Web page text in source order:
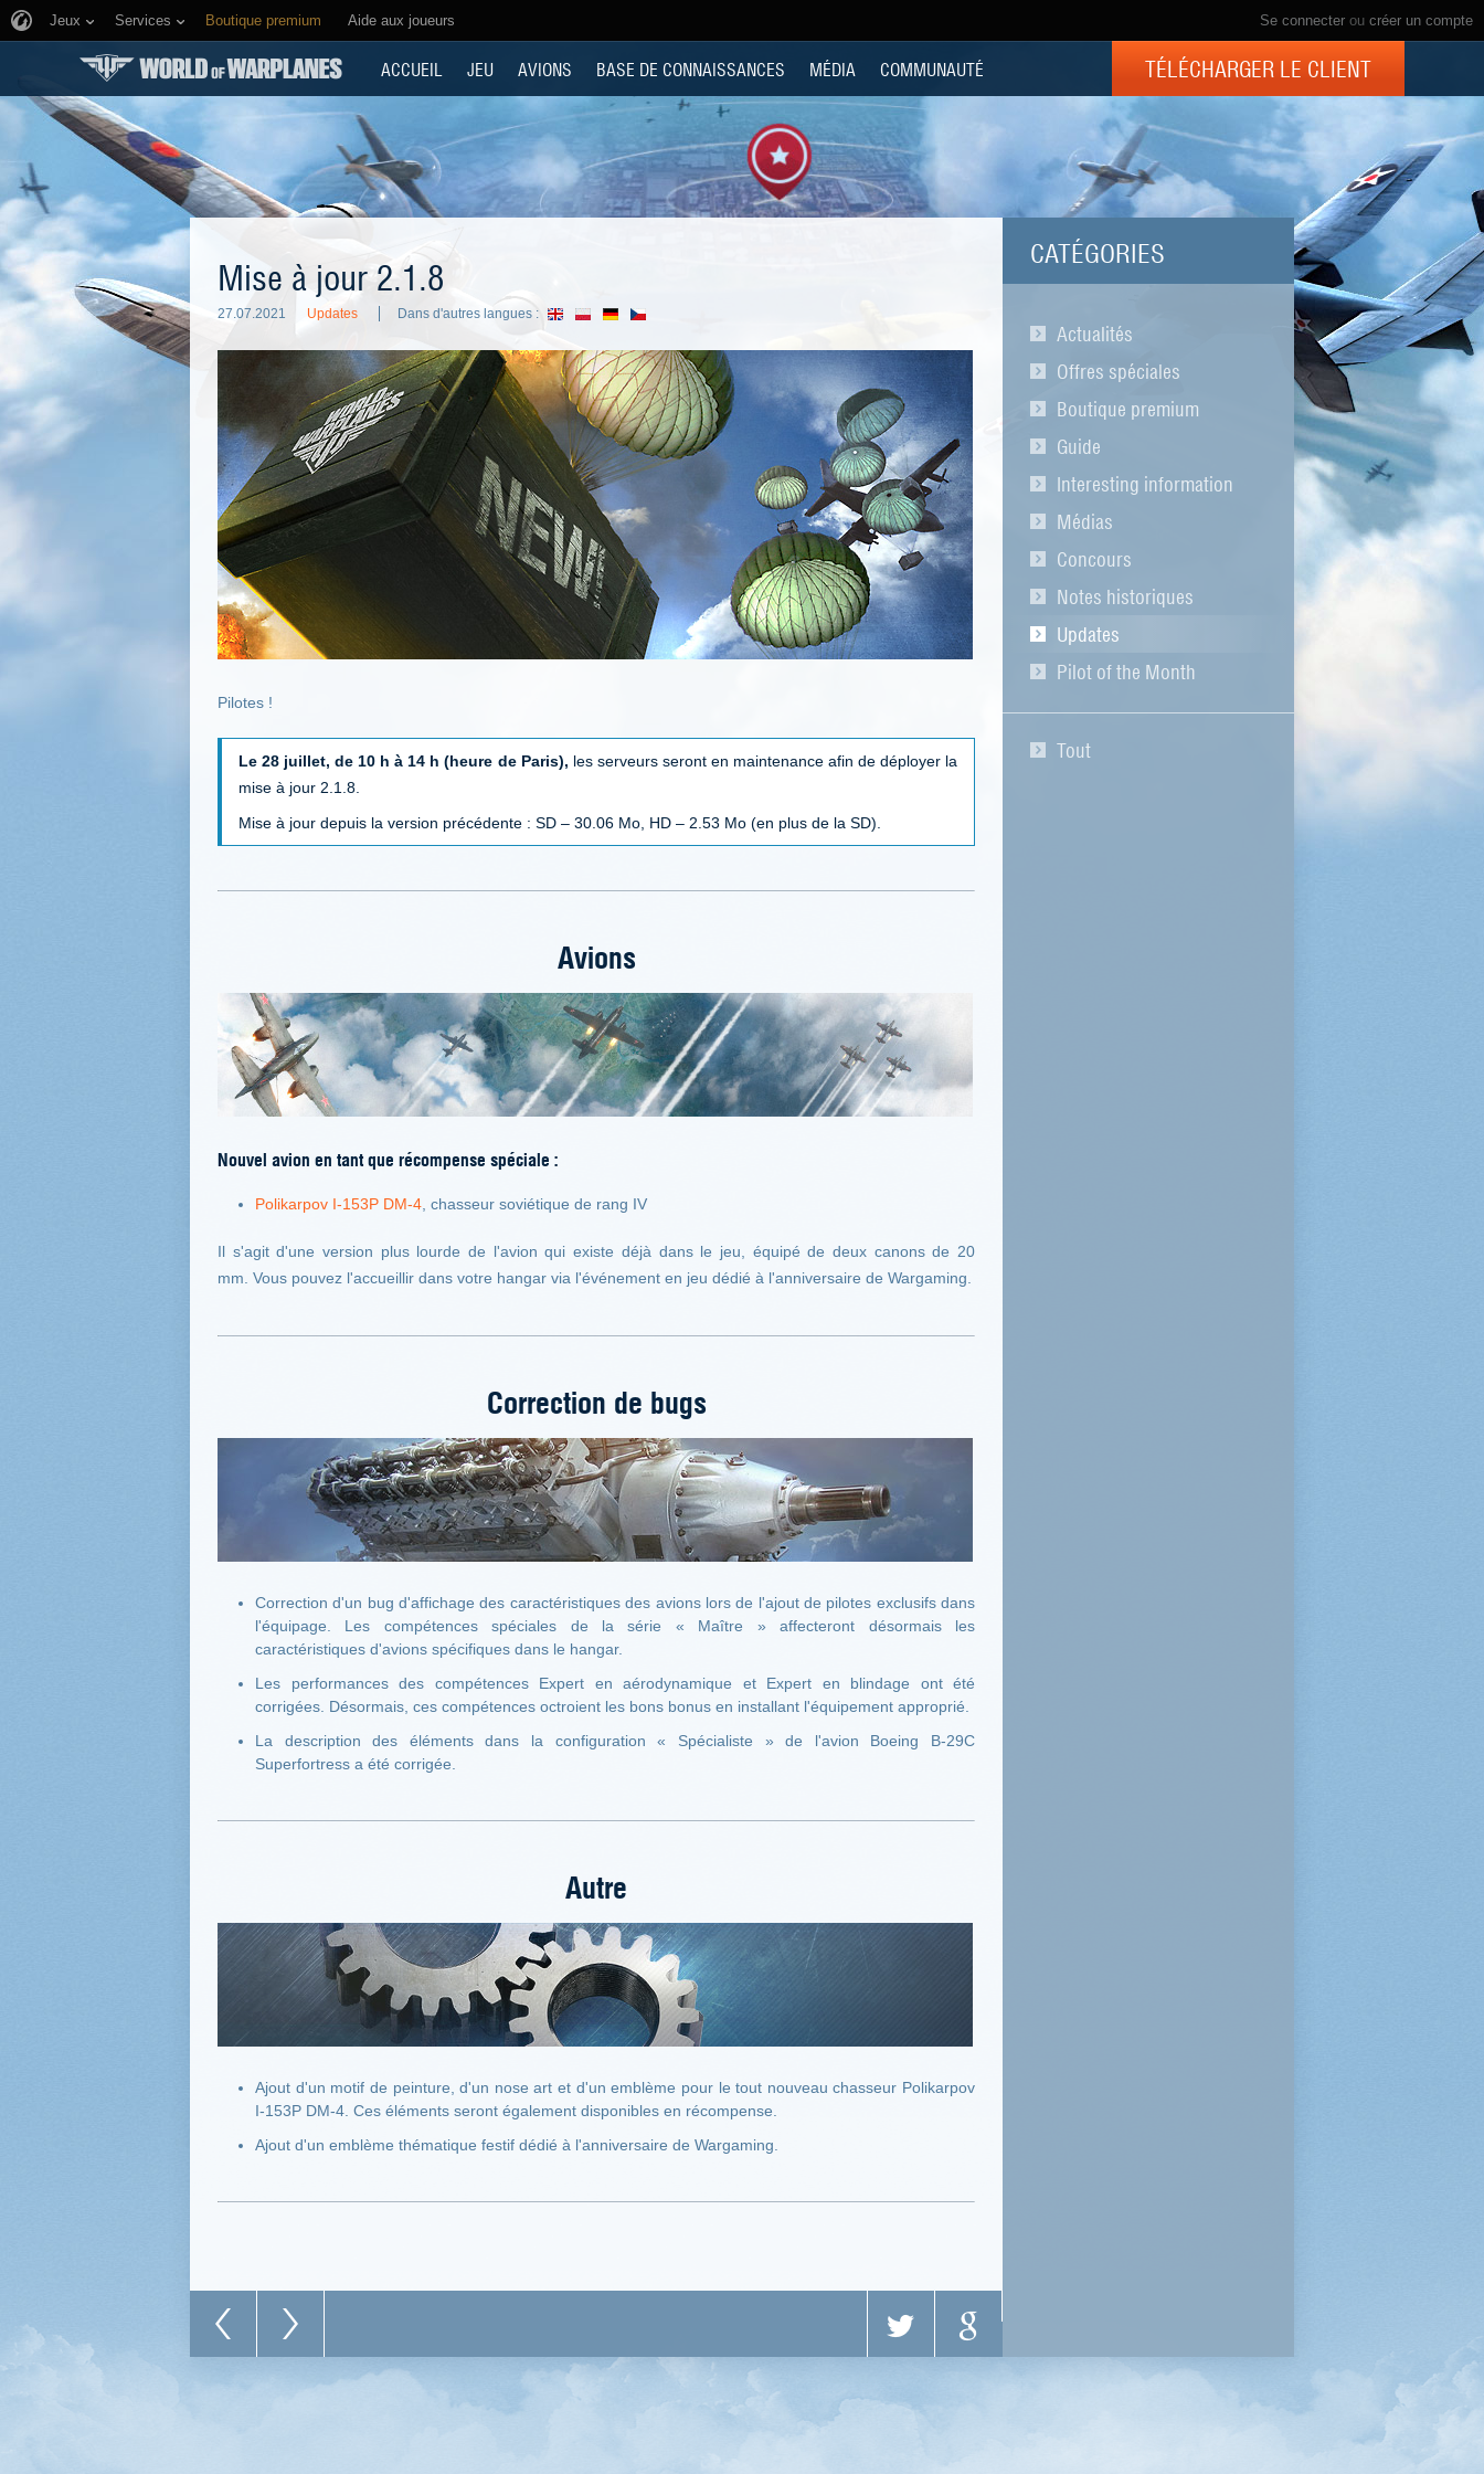
Se connecter ou créer un compte
Jeux Services Boutique premium Aide aux joueurs
ACCUEIL JEU AVIONS BASE DE CONNAISSANCES MÉDIA COMMUNAUTÉ TÉLÉCHARGER LE CLIENT
CATÉGORIES
Actualités
Offres spéciales
Boutique premium
Guide
Interesting information
Médias
Concours
Notes historiques
Updates
Pilot of the Month
Tout
Mise à jour 2.1.8
27.07.2021 Updates Dans d'autres langues :
Pilotes !
Le 28 juillet, de 10 h à 14 h (heure de Paris), les serveurs seront en maintenance afin de déployer la
mise à jour 2.1.8.
Mise à jour depuis la version précédente : SD – 30.06 Mo, HD – 2.53 Mo (en plus de la SD).
Avions
Nouvel avion en tant que récompense spéciale :
Polikarpov I-153P DM-4 , chasseur soviétique de rang IV
Il s'agit d'une version plus lourde de l'avion qui existe déjà dans le jeu, équipé de deux canons de 20
mm. Vous pouvez l'accueillir dans votre hangar via l'événement en jeu dédié à l'anniversaire de Wargaming.
Correction de bugs
Correction d'un bug d'affichage des caractéristiques des avions lors de l'ajout de pilotes exclusifs dans
l'équipage. Les compétences spéciales de la série « Maître » affecteront désormais les
caractéristiques d'avions spécifiques dans le hangar.
Les performances des compétences Expert en aérodynamique et Expert en blindage ont été
corrigées. Désormais, ces compétences octroient les bons bonus en installant l'équipement approprié.
La description des éléments dans la configuration « Spécialiste » de l'avion Boeing B-29С
Superfortress a été corrigée.
Autre
Ajout d'un motif de peinture, d'un nose art et d'un emblème pour le tout nouveau chasseur Polikarpov
I-153P DM-4. Ces éléments seront également disponibles en récompense.
Ajout d'un emblème thématique festif dédié à l'anniversaire de Wargaming.